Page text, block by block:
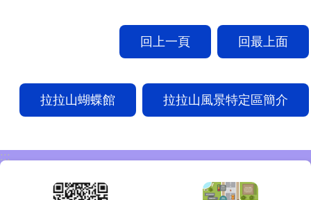
回上一頁 回最上面
拉拉山蝴蝶館 拉拉山風景特定區簡介
:::